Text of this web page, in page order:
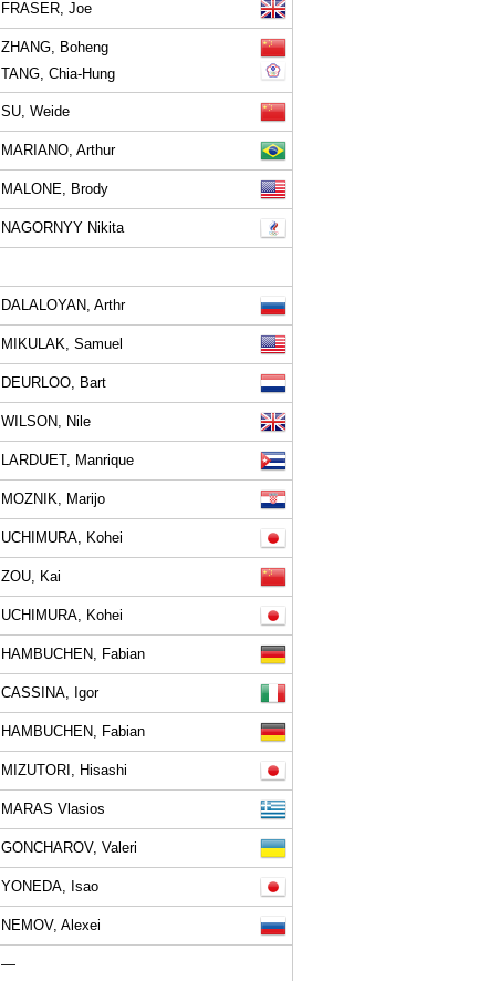
FRASER, Joe
ZHANG, Boheng
TANG, Chia-Hung
SU, Weide
MARIANO, Arthur
MALONE, Brody
NAGORNYY Nikita
DALALOYAN, Arthr
MIKULAK, Samuel
DEURLOO, Bart
WILSON, Nile
LARDUET, Manrique
MOZNIK, Marijo
UCHIMURA, Kohei
ZOU, Kai
UCHIMURA, Kohei
HAMBUCHEN, Fabian
CASSINA, Igor
HAMBUCHEN, Fabian
MIZUTORI, Hisashi
MARAS Vlasios
GONCHAROV, Valeri
YONEDA, Isao
NEMOV, Alexei
—